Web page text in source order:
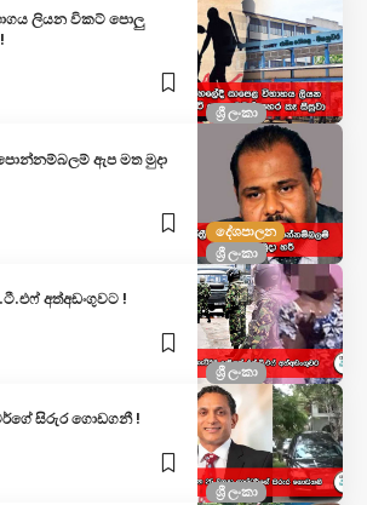
ශ්‍රී ලංකා
ලියන විකට් පොලු
දේශපාලන
ශ්‍රී ලංකා
පොන්නම්බලම් ඇප මත මුදා
ශ්‍රී ලංකා
අත්අඩංගුවට !
ශ්‍රී ලංකා
සිරුර ගොඩගනී !